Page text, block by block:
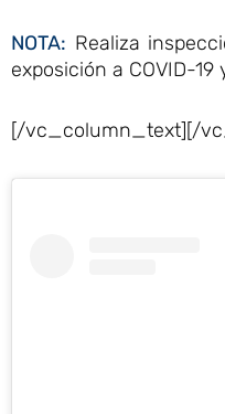
NOTA: Realiza
exposición a COVID-
[/vc_column_text][/